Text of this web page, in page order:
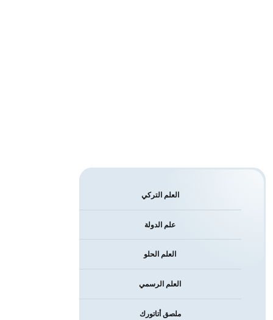
العلم التركي
علم الدولة
العلم الحلو
العلم الرسمي
ملصق أتاتورك